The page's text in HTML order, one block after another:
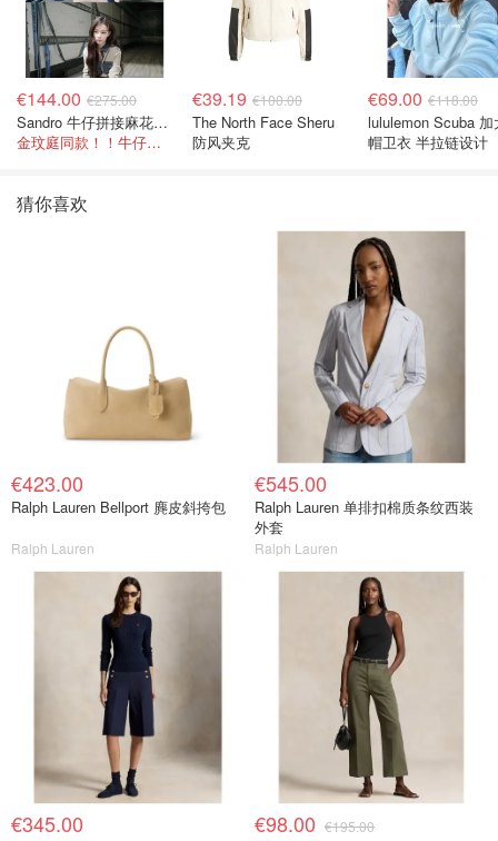
€144.00 €275.00
Sandro 牛仔拼接麻花针织夹克
金玟庭同款！！牛仔拼接超有层次感
€39.19 €100.00
The North Face Sheru
防风夹克
€69.00 €118.00
lululemon Scuba 加
帽卫衣 半拉链设计
猜你喜欢
€423.00
Ralph Lauren Bellport 麂皮斜挎包
Ralph Lauren
€545.00
Ralph Lauren 单排扣棉质条纹西装
外套
Ralph Lauren
€345.00 €98.00 €195.00